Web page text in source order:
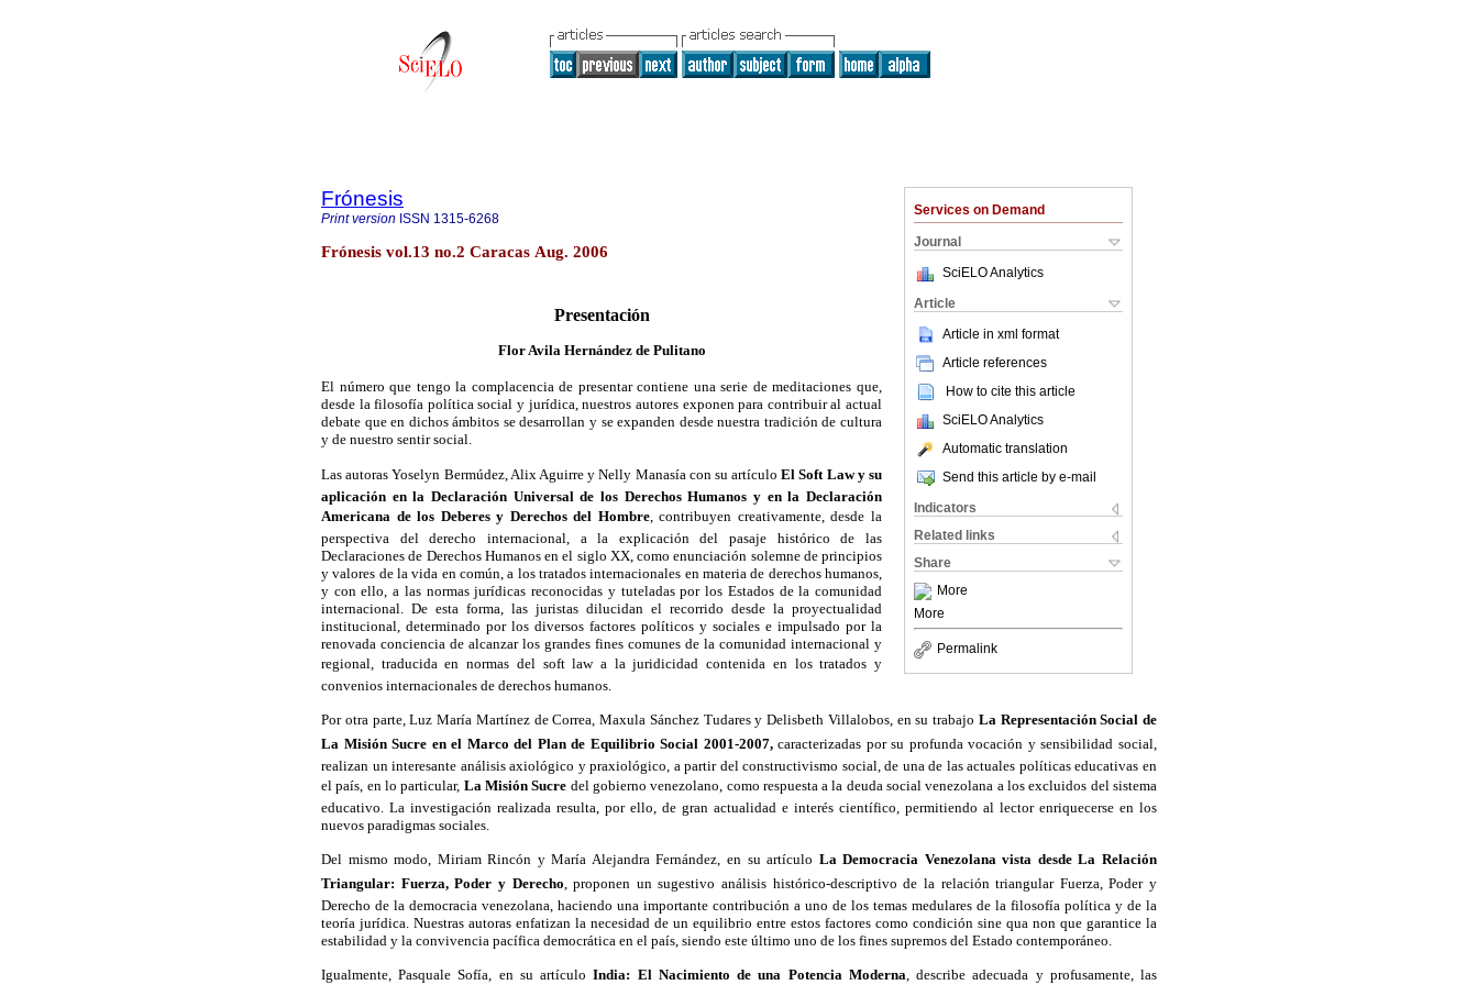
Services on Demand
Journal
SciELO Analytics
Article
Article in xml format
Article references
How to cite this article
SciELO Analytics
Automatic translation
Send this article by e-mail
Indicators
Related links
Share
More
More
Permalink
Frónesis
Print version ISSN 1315-6268
Frónesis vol.13 no.2 Caracas Aug. 2006
Presentación
Flor Avila Hernández de Pulitano
El número que tengo la complacencia de presentar contiene una serie de meditaciones que,
desde la filosofía política social y jurídica, nuestros autores exponen para contribuir al actual
debate que en dichos ámbitos se desarrollan y se expanden desde nuestra tradición de cultura
y de nuestro sentir social.
Las autoras Yoselyn Bermúdez, Alix Aguirre y Nelly Manasía con su artículo El Soft Law y su
aplicación en la Declaración Universal de los Derechos Humanos y en la Declaración
Americana de los Deberes y Derechos del Hombre, contribuyen creativamente, desde la
perspectiva del derecho internacional, a la explicación del pasaje histórico de las
Declaraciones de Derechos Humanos en el siglo XX, como enunciación solemne de principios
y valores de la vida en común, a los tratados internacionales en materia de derechos humanos,
y con ello, a las normas jurídicas reconocidas y tuteladas por los Estados de la comunidad
internacional. De esta forma, las juristas dilucidan el recorrido desde la proyectualidad
institucional, determinado por los diversos factores políticos y sociales e impulsado por la
renovada conciencia de alcanzar los grandes fines comunes de la comunidad internacional y
regional, traducida en normas del soft law a la juridicidad contenida en los tratados y
convenios internacionales de derechos humanos.
Por otra parte, Luz María Martínez de Correa, Maxula Sánchez Tudares y Delisbeth Villalobos, en su trabajo  La Representación Social de
La Misión Sucre en el Marco del Plan de Equilibrio Social 2001-2007,caracterizadas por su profunda vocación y sensibilidad social,
realizan un interesante análisis axiológico y praxiológico, a partir del constructivismo social, de una de las actuales políticas educativas en
el país, en lo particular,  La Misión Sucre  del gobierno venezolano, como respuesta a la deuda social venezolana a los excluidos del sistema
educativo. La investigación realizada resulta, por ello, de gran actualidad e interés científico, permitiendo al lector enriquecerse en los
nuevos paradigmas sociales.
Del mismo modo, Miriam Rincón y María Alejandra Fernández, en su artículo  La Democracia Venezolana vista desde La Relación
Triangular: Fuerza, Poder y Derecho, proponen un sugestivo análisis histórico-descriptivo de la relación triangular Fuerza, Poder y
Derecho de la democracia venezolana, haciendo una importante contribución a uno de los temas medulares de la filosofía política y de la
teoría jurídica. Nuestras autoras enfatizan la necesidad de un equilibrio entre estos factores como condición sine qua non que garantice la
estabilidad y la convivencia pacífica democrática en el país, siendo este último uno de los fines supremos del Estado contemporáneo.
Igualmente, Pasquale Sofía, en su artículo India: El Nacimiento de una Potencia Moderna, describe adecuada y profusamente, las